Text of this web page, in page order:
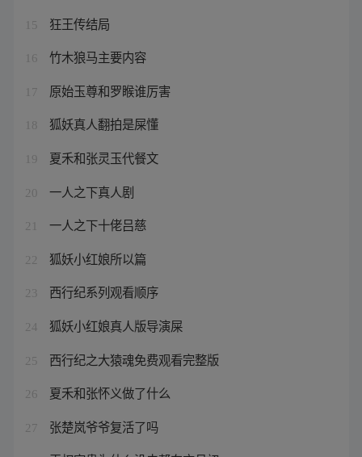
15 狂王传结局
16 竹木狼马主要内容
17 原始玉尊和罗睺谁厉害
18 狐妖真人翻拍是屎懂
19 夏禾和张灵玉代餐文
20 一人之下真人剧
21 一人之下十佬吕慈
22 狐妖小红娘所以篇
23 西行纪系列观看顺序
24 狐妖小红娘真人版导演屎
25 西行纪之大猿魂免费观看完整版
26 夏禾和张怀义做了什么
27 张楚岚爷爷复活了吗